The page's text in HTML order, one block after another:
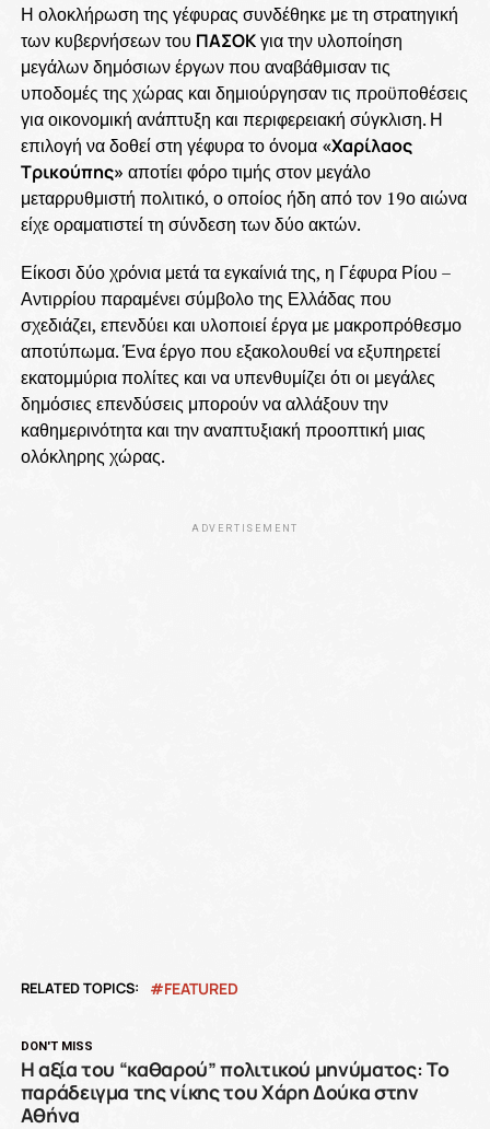
Η ολοκλήρωση της γέφυρας συνδέθηκε με τη στρατηγική
των κυβερνήσεων του ΠΑΣΟΚγια την υλοποίηση
μεγάλων δημόσιων έργων που αναβάθμισαν τις
υποδομές της χώρας και δημιούργησαν τις προϋποθέσεις
για οικονομική ανάπτυξη και περιφερειακή σύγκλιση. Η
επιλογή να δοθεί στη γέφυρα το όνομα «Χαρίλαος
Τρικούπης» αποτίει φόρο τιμής στον μεγάλο
μεταρρυθμιστή πολιτικό, ο οποίος ήδη από τον 19ο αιώνα
είχε οραματιστεί τη σύνδεση των δύο ακτών.
Είκοσι δύο χρόνια μετά τα εγκαίνιά της, η Γέφυρα Ρίου –
Αντιρρίου παραμένει σύμβολο της Ελλάδας που
σχεδιάζει, επενδύει και υλοποιεί έργα με μακροπρόθεσμο
αποτύπωμα. Ένα έργο που εξακολουθεί να εξυπηρετεί
εκατομμύρια πολίτες και να υπενθυμίζει ότι οι μεγάλες
δημόσιες επενδύσεις μπορούν να αλλάξουν την
καθημερινότητα και την αναπτυξιακή προοπτική μιας
ολόκληρης χώρας.
ADVERTISEMENT
RELATED TOPICS: FEATURED
DON'T MISS
Η αξία του “καθαρού” πολιτικού μηνύματος: Το
παράδειγμα της νίκης του Χάρη Δούκα στην
Αθήνα